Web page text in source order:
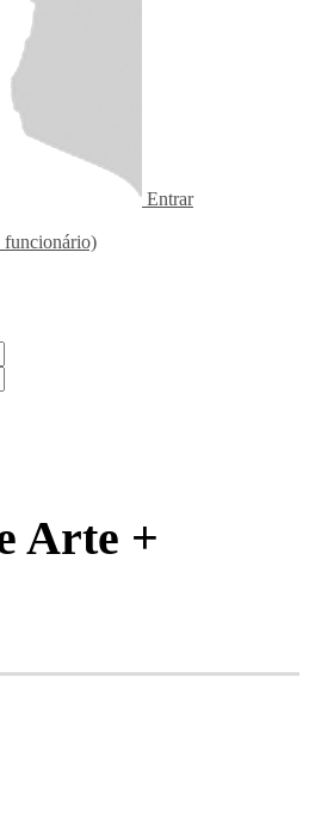
Entrar
funcionário)
Arte +